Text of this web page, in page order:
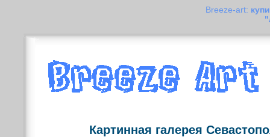
Breeze-art:
Картинная галерея